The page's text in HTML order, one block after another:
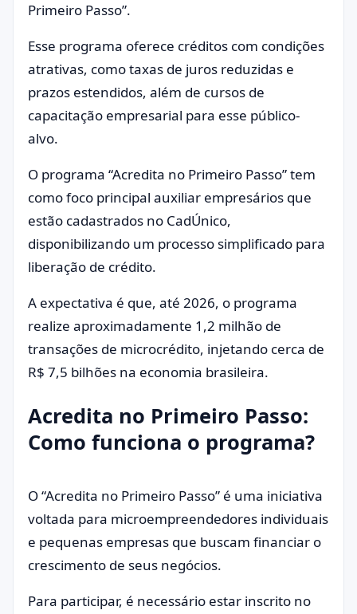
Primeiro Passo”.
Esse programa oferece créditos com condições
atrativas, como taxas de juros reduzidas e
prazos estendidos, além de cursos de
capacitação empresarial para esse público-
alvo.
O programa “Acredita no Primeiro Passo” tem
como foco principal auxiliar empresários que
estão cadastrados no CadÚnico,
disponibilizando um processo simplificado para
liberação de crédito.
A expectativa é que, até 2026, o programa
realize aproximadamente 1,2 milhão de
transações de microcrédito, injetando cerca de
R$ 7,5 bilhões na economia brasileira.
Acredita no Primeiro Passo:
Como funciona o programa?
O “Acredita no Primeiro Passo” é uma iniciativa
voltada para microempreendedores individuais
e pequenas empresas que buscam financiar o
crescimento de seus negócios.
Para participar, é necessário estar inscrito no